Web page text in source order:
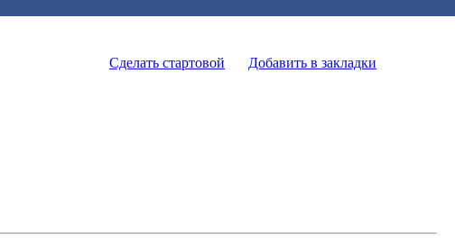
Сделать стартовой
Добавить в закладки